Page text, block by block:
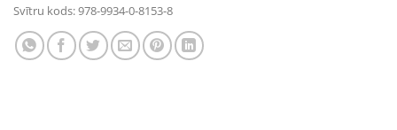
Svītru kods:978-9934-0-8153-8